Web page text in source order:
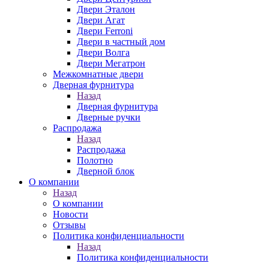
Двери Эталон
Двери Агат
Двери Ferroni
Двери в частный дом
Двери Волга
Двери Мегатрон
Межкомнатные двери
Дверная фурнитура
Назад
Дверная фурнитура
Дверные ручки
Распродажа
Назад
Распродажа
Полотно
Дверной блок
О компании
Назад
О компании
Новости
Отзывы
Политика конфиденциальности
Назад
Политика конфиденциальности